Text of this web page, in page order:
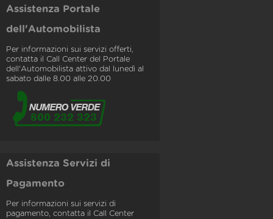
Assistenza Portale
dell'Automobilista
Per informazioni sui servizi offerti,
contatta il Call Center del Portale
dell'Automobilista attivo dal lunedì al
sabato dalle 8.00 alle 20.00
Assistenza Servizi di
Pagamento
Per informazioni sui servizi di
pagamento, contatta il Call Center